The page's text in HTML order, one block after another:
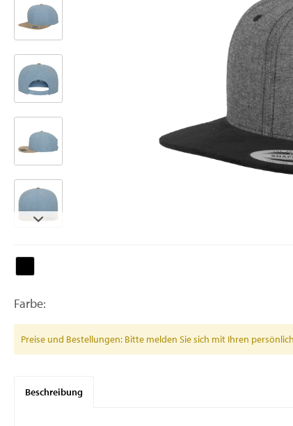
Farbe:
Preise und Bestellungen: Bitte melden Sie sich mit Ihren
Beschreibung